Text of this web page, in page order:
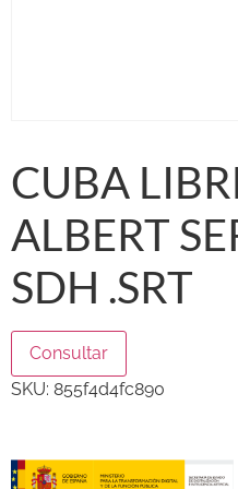
CUBA
ALBERT
SDH .SRT
Consultar
SKU: 855f4d4fc890